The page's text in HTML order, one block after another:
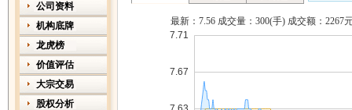
公司资料
机构底牌
龙虎榜
价值评估
大宗交易
股权分析